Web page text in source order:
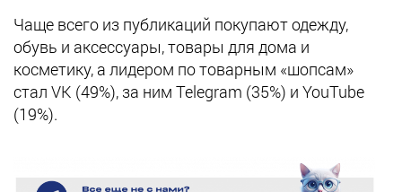
Чаще всего из публикаций покупают одежду,
обувь и аксессуары, товары для дома и
косметику, а лидером по товарным «шопсам»
стал VK (49%), за ним Telegram (35%) и YouTube
(19%).